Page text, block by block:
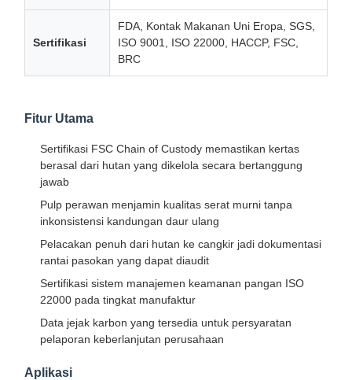
Sertifikasi
FDA, Kontak Makanan Uni Eropa, SGS,
ISO 9001, ISO 22000, HACCP, FSC,
BRC
Fitur Utama
Sertifikasi FSC Chain of Custody memastikan kertas
berasal dari hutan yang dikelola secara bertanggung
jawab
Pulp perawan menjamin kualitas serat murni tanpa
inkonsistensi kandungan daur ulang
Pelacakan penuh dari hutan ke cangkir jadi dokumentasi
rantai pasokan yang dapat diaudit
Sertifikasi sistem manajemen keamanan pangan ISO
22000 pada tingkat manufaktur
Data jejak karbon yang tersedia untuk persyaratan
pelaporan keberlanjutan perusahaan
Aplikasi